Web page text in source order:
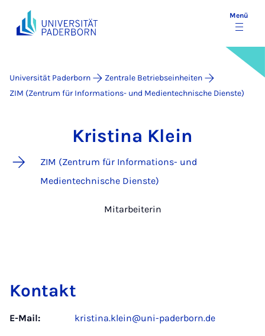
Menü
Universität Paderborn
Zentrale Betriebseinheiten
ZIM (Zentrum für Informations- und Medientechnische Dienste)
Kristina Klein
ZIM (Zentrum für Informations- und
Medientechnische Dienste)
Mitarbeiterin
Kontakt
E-Mail: kristina.klein@uni-paderborn.de